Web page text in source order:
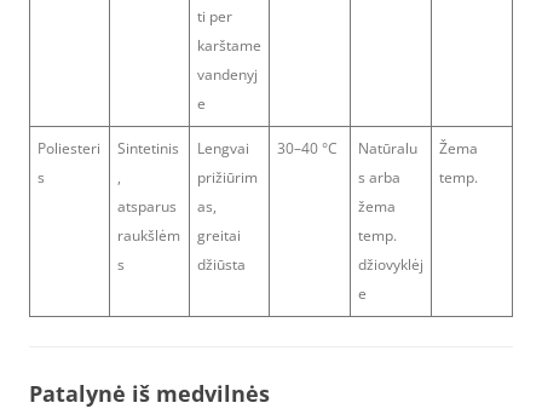
ti per
karštame
vandenyj
e
Poliesteri
s
Sintetinis
,
atsparus
raukšlėm
s
Lengvai
prižiūrim
as,
greitai
džiūsta
30–40 °C
Natūralu
s arba
žema
temp.
džiovyklėj
e
Žema
temp.
Patalynė iš medvilnės